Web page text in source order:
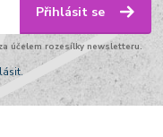
Přihlásit se
za účelem rozesílky newsletteru.